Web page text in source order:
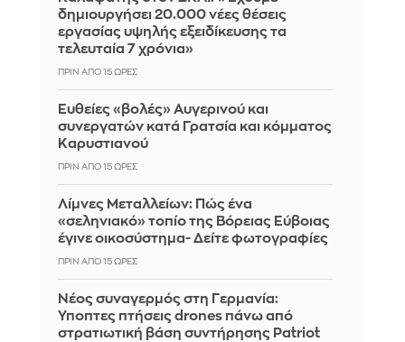
δημιουργήσει 20.000 νέες θέσεις
εργασίας υψηλής εξειδίκευσης τα
τελευταία 7 χρόνια»
ΠΡΙΝ ΑΠΌ 15 ΏΡΕΣ
Ευθείες «βολές» Αυγερινού και
συνεργατών κατά Γρατσία και κόμματος
Καρυστιανού
ΠΡΙΝ ΑΠΌ 15 ΏΡΕΣ
Λίμνες Μεταλλείων: Πώς ένα
«σεληνιακό» τοπίο της Βόρειας Εύβοιας
έγινε οικοσύστημα- Δείτε φωτογραφίες
ΠΡΙΝ ΑΠΌ 15 ΏΡΕΣ
Νέος συναγερμός στη Γερμανία:
Ύποπτες πτήσεις drones πάνω από
στρατιωτική βάση συντήρησης Patriot